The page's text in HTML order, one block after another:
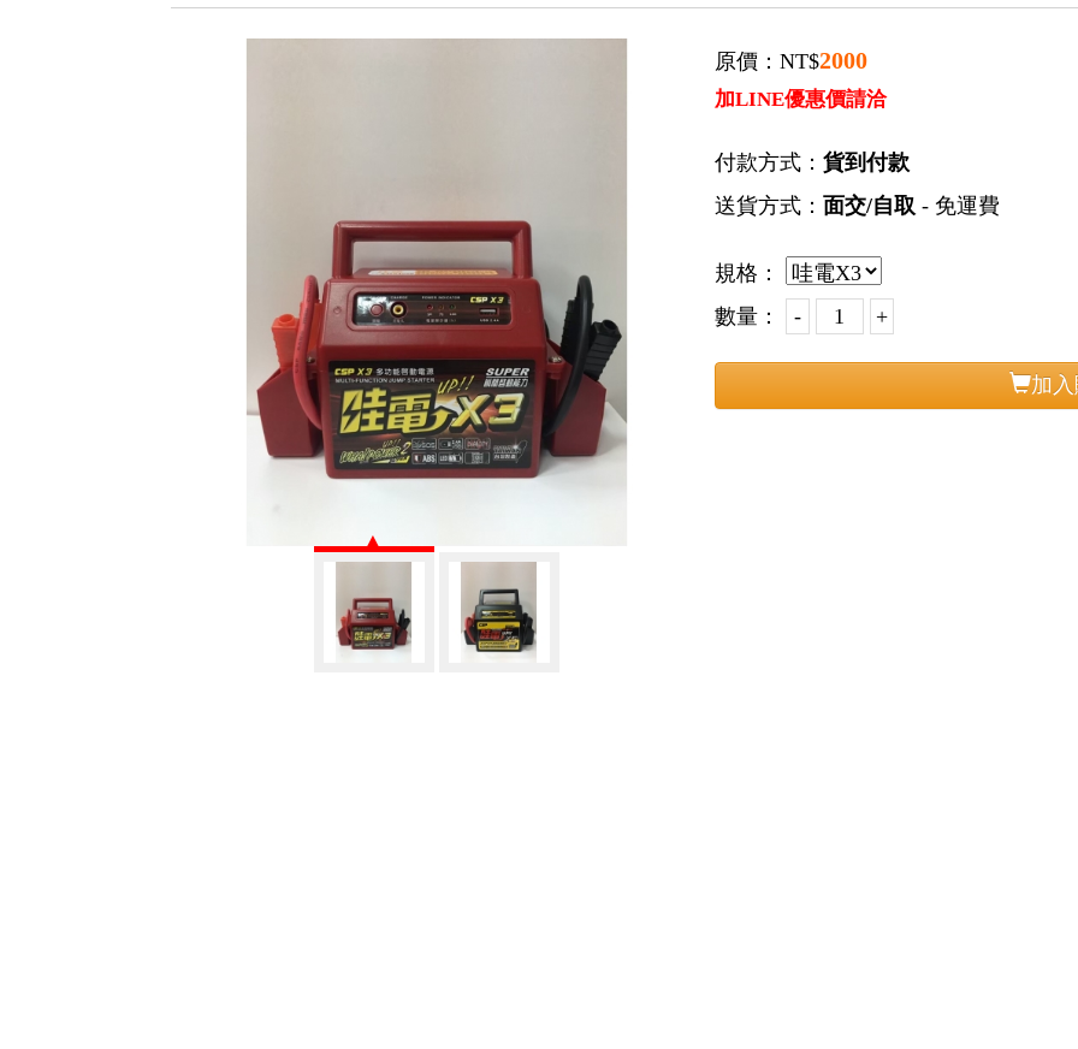
原價：NT$2000
加LINE優惠價請洽
付款方式： 貨到付款
送貨方式： 面交/自取 - 免運費
規格：
數量：
加